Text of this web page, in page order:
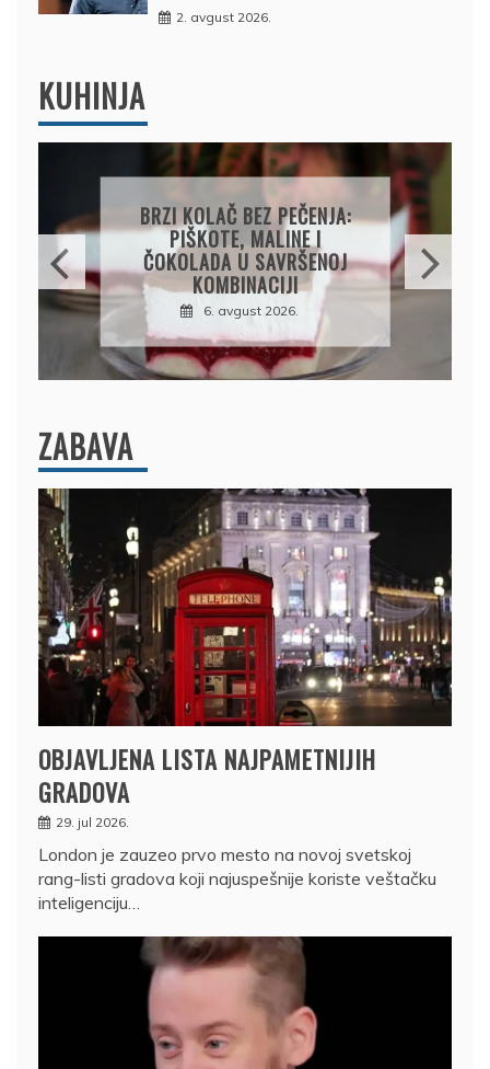
2. avgust 2026.
KUHINJA
PAPRIKE SA MESOM I
PIRINČEM NA KAŠIKU:
SOČAN I JEDNOSTAVAN
RUČAK IZ JEDNE ŠERPE
7. avgust 2026.
ZABAVA
OBJAVLJENA LISTA NAJPAMETNIJIH
GRADOVA
29. jul 2026.
London je zauzeo prvo mesto na novoj svetskoj
rang-listi gradova koji najuspešnije koriste veštačku
inteligenciju…